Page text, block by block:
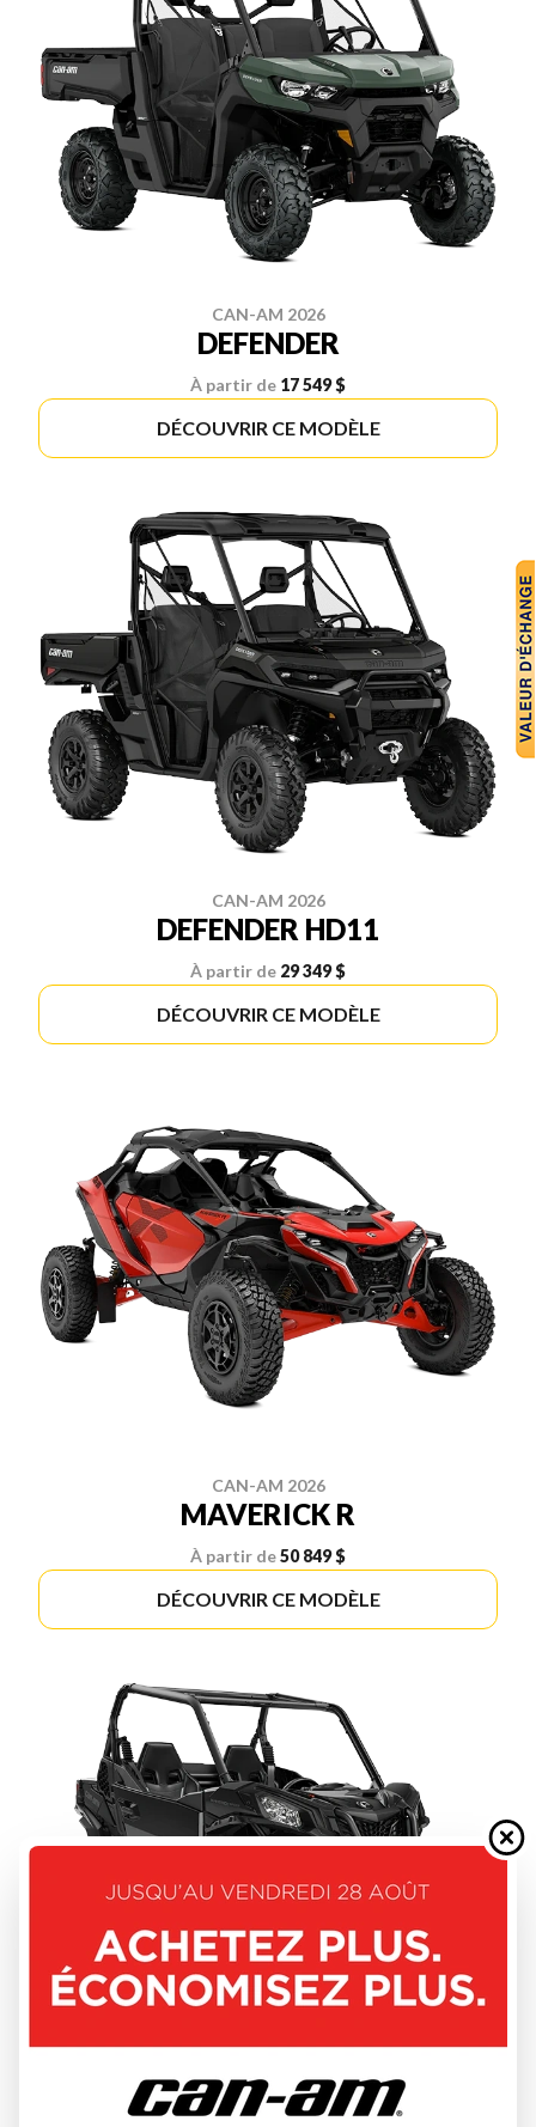
CAN-AM 2026
DEFENDER
À partir de 17 549 $
DÉCOUVRIR CE MODÈLE
CAN-AM 2026
DEFENDER HD11
À partir de 29 349 $
DÉCOUVRIR CE MODÈLE
CAN-AM 2026
MAVERICK R
À partir de50 849 $
DÉCOUVRIR CE MODÈLE
MAVERICK SPORT